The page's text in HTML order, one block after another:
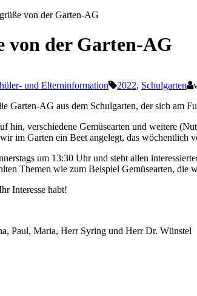
von der Garten-AG
von der Garten-AG
und Elterninformation 2022, Schulgarten
Garten-AG aus dem Schulgarten, der sich am
hin, verschiedene Gemüsearten und weitere
im Garten ein Beet angelegt, das wöchentlich
um 13:30 Uhr und steht allen
Themen wie zum Beispiel Gemüsearten, die
Interesse habt!
Paul, Maria, Herr Syring und Herr Dr. Wünstel